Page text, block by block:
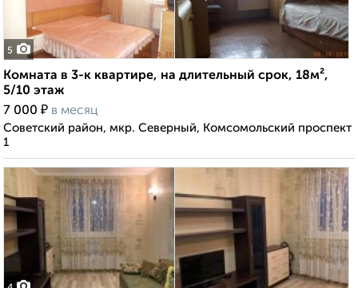
5
Комната в 3-к квартире, на длительный срок, 18м²,
5/10 этаж
7 000 ₽ в месяц
Советский район, мкр. Северный, Комсомольский проспект
1